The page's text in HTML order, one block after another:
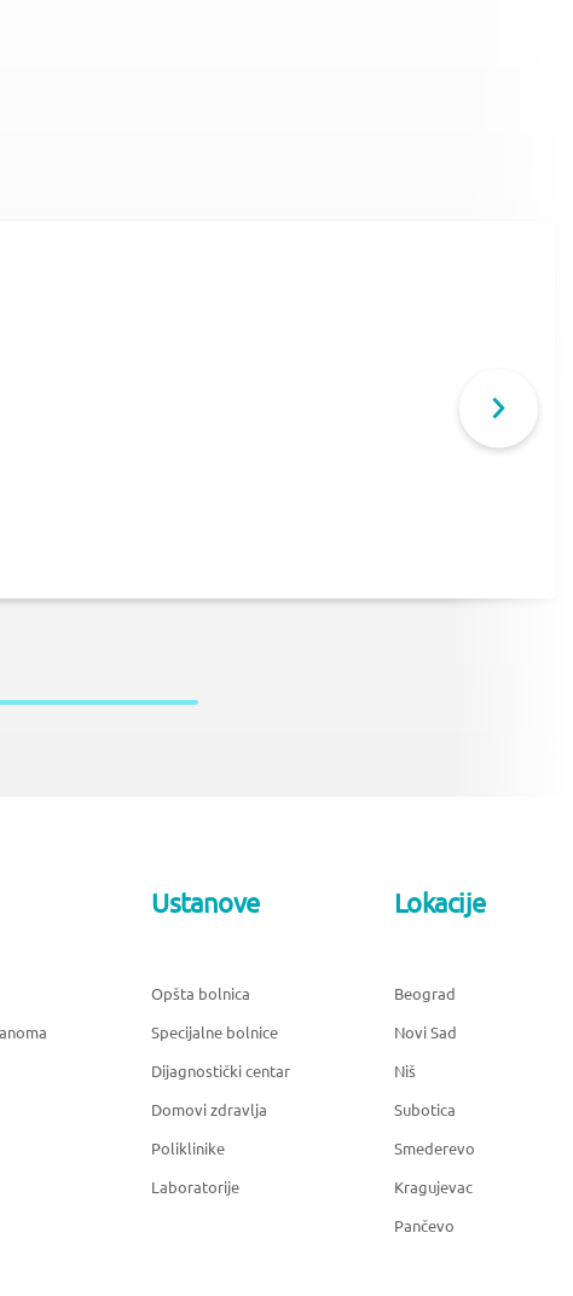
Ustanove
Opšta bolnica
Specijalne bolnice
Dijagnostički centar
Domovi zdravlja
Poliklinike
Laboratorije
Lokacije
Beograd
Novi Sad
Niš
Subotica
Smederevo
Kragujevac
Pančevo